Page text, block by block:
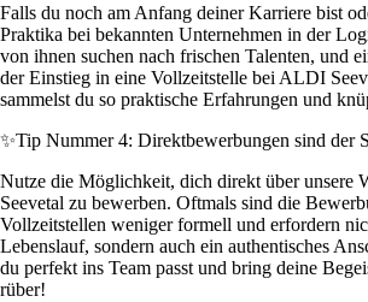
Falls du noch am Anfang deiner Karriere bist
Praktika bei bekannten Unternehmen in der
von ihnen suchen nach frischen Talenten, und
der Einstieg in eine Vollzeitstelle bei ALDI
sammelst du so praktische Erfahrungen und
✨Tip Nummer 4: Direktbewerbungen sind der
Nutze die Möglichkeit, dich direkt über unsere
Seevetal zu bewerben. Oftmals sind die
Vollzeitstellen weniger formell und erfordern
Lebenslauf, sondern auch ein authentisches
du perfekt ins Team passt und bring deine
rüber!